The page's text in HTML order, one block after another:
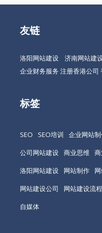
友链
洛阳网站建设 济南网站建
企业财务服务 注册香港公司
标签
SEO SEO培训 企业网站
公司网站建设 商业思维
洛阳网站建设
网站制作
网站建设公司
网站建设流程
自媒体